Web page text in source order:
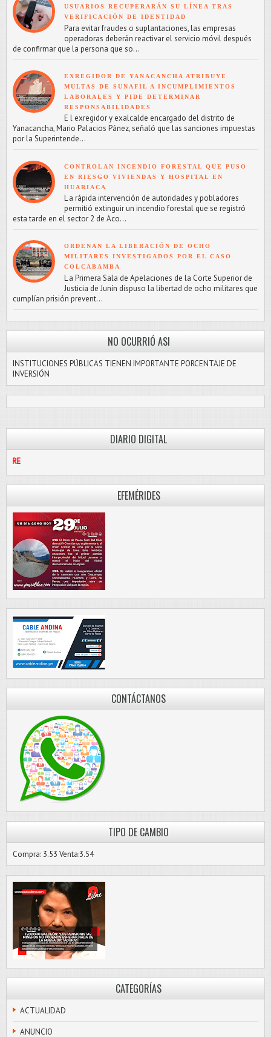
USUARIOS RECUPERARÁN SU LÍNEA TRAS
VERIFICACIÓN DE IDENTIDAD
Para evitar fraudes o suplantaciones, las empresas
operadoras deberán reactivar el servicio móvil después
de confirmar que la persona que so...
EXREGIDOR DE YANACANCHA ATRIBUYE
MULTAS DE SUNAFIL A INCUMPLIMIENTOS
LABORALES Y PIDE DETERMINAR
RESPONSABILIDADES
E l exregidor y exalcalde encargado del distrito de
Yanacancha, Mario Palacios Pánez, señaló que las sanciones impuestas
por la Superintende...
CONTROLAN INCENDIO FORESTAL QUE PUSO
EN RIESGO VIVIENDAS Y HOSPITAL EN
HUARIACA
L a rápida intervención de autoridades y pobladores
permitió extinguir un incendio forestal que se registró
esta tarde en el sector 2 de Aco...
ORDENAN LA LIBERACIÓN DE OCHO
MILITARES INVESTIGADOS POR EL CASO
COLCABAMBA
L a Primera Sala de Apelaciones de la Corte Superior de
Justicia de Junín dispuso la libertad de ocho militares que
cumplían prisión prevent...
NO OCURRIÓ ASI
INSTITUCIONES PÚBLICAS TIENEN IMPORTANTE PORCENTAJE DE
INVERSIÓN
DIARIO DIGITAL
EFEMÉRIDES
CONTÁCTANOS
TIPO DE CAMBIO
Compra: 3.53 Venta:3.54
CATEGORÍAS
ACTUALIDAD
ANUNCIO